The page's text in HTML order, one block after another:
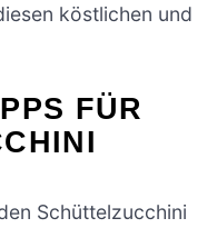
köstlichen und
FÜR
Schüttelzucchini